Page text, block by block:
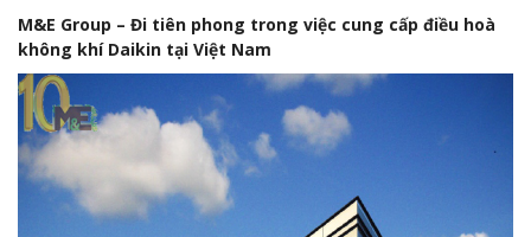
M&E Group – Đi tiên phong trong việc cung cấp điều hoà
không khí Daikin tại Việt Nam